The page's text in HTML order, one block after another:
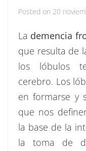
Posted on 20
La demencia
que resulta de
los lóbulos
cerebro. Los
en formarse y
que nos
la base de la
la toma de